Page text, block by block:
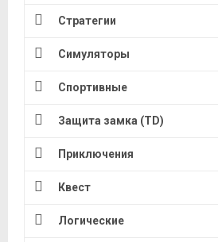
Стратегии
Симуляторы
Спортивные
Защита замка (TD)
Приключения
Квест
Логические